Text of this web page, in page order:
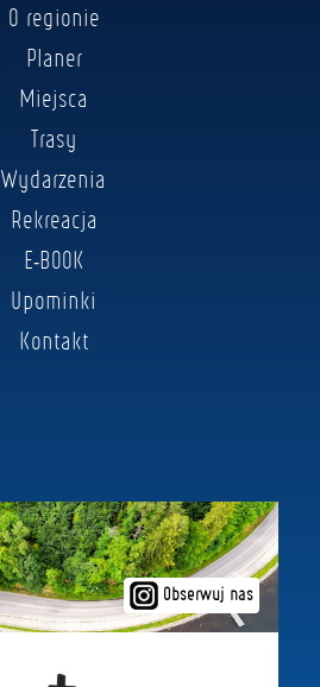
O regionie
Planer
Miejsca
Trasy
Wydarzenia
Rekreacja
E-BOOK
Upominki
Kontakt
Obserwuj nas